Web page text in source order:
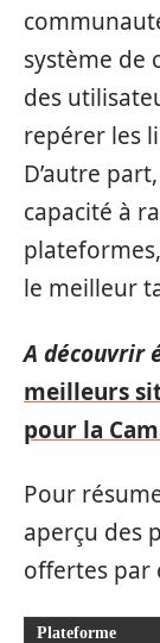
système de
des
repérer les
D’autre part,
capacité à
le meilleur
A découvrir
meilleurs
pour la
Pour
aperçu des
offertes par
Plateforme